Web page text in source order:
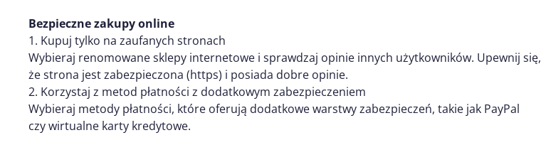
Bezpieczne zakupy online
1. Kupuj tylko na zaufanych stronach
Wybieraj renomowane sklepy internetowe i sprawdzaj opinie innych użytkowników. Upewnij się,
że strona jest zabezpieczona (https) i posiada dobre opinie.
2. Korzystaj z metod płatności z dodatkowym zabezpieczeniem
Wybieraj metody płatności, które oferują dodatkowe warstwy zabezpieczeń, takie jak PayPal
czy wirtualne karty kredytowe.